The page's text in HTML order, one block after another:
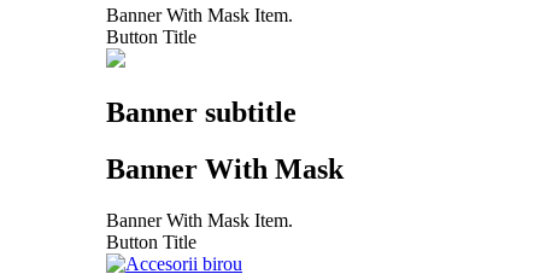
Banner With Mask Item.
Button Title
Banner subtitle
Banner With Mask
Banner With Mask Item.
Button Title